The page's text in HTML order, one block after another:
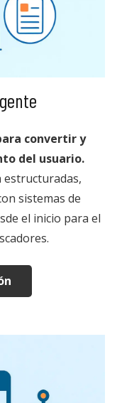
convertir y
del usuario.
estructuradas,
sistemas de
el inicio para el